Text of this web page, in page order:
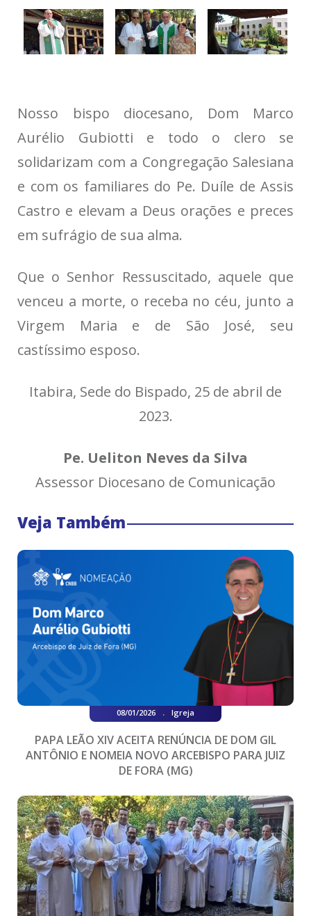
Nosso bispo diocesano, Dom Marco
Aurélio Gubiotti e todo o clero se
solidarizam com a Congregação Salesiana
e com os familiares do Pe. Duíle de Assis
Castro e elevam a Deus orações e preces
em sufrágio de sua alma.
Que o Senhor Ressuscitado, aquele que
venceu a morte, o receba no céu, junto a
Virgem Maria e de São José, seu
castíssimo esposo.
Itabira, Sede do Bispado, 25 de abril de
2023.
Pe. Ueliton Neves da Silva
Assessor Diocesano de Comunicação
Veja Também
08/01/2026 . Igreja
PAPA LEÃO XIV ACEITA RENÚNCIA DE DOM GIL
ANTÔNIO E NOMEIA NOVO ARCEBISPO PARA JUIZ
DE FORA (MG)